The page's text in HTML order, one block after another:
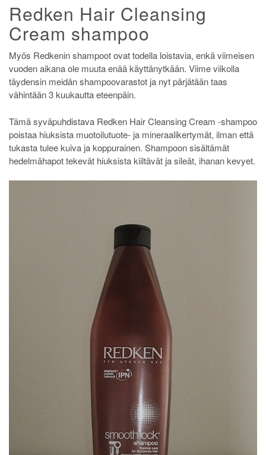
Redken Hair Cleansing
Cream shampoo
Myös Redkenin shampoot ovat todella loistavia, enkä viimeisen
vuoden aikana ole muuta enää käyttänytkään. Viime viikolla
täydensin meidän shampoovarastot ja nyt pärjätään taas
vähintään 3 kuukautta eteenpäin.
Tämä syväpuhdistava Redken Hair Cleansing Cream -shampoo
poistaa hiuksista muotoilutuote- ja mineraalikertymät, ilman että
tukasta tulee kuiva ja koppurainen. Shampoon sisältämät
hedelmähapot tekevät hiuksista kiiltävät ja sileät, ihanan kevyet.